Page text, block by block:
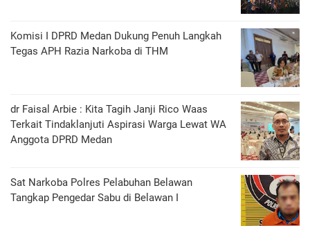
Komisi I DPRD Medan Dukung Penuh Langkah
Tegas APH Razia Narkoba di THM
dr Faisal Arbie : Kita Tagih Janji Rico Waas
Terkait Tindaklanjuti Aspirasi Warga Lewat WA
Anggota DPRD Medan
Sat Narkoba Polres Pelabuhan Belawan
Tangkap Pengedar Sabu di Belawan I